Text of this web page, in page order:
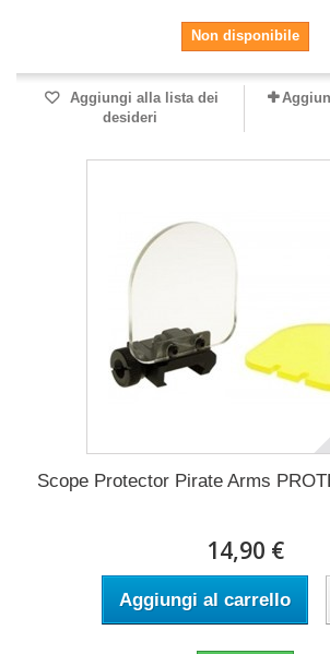
Non disponibile
Aggiungi alla lista dei
desideri
Scope Protector Pirate Arms
14,90 €
Aggiungi al carrello